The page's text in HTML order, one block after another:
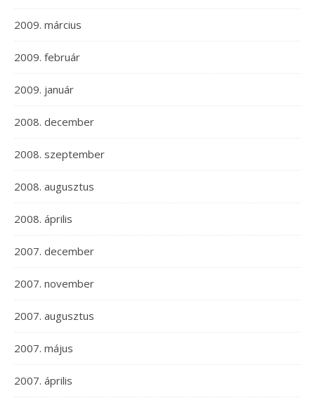
2009. március
2009. február
2009. január
2008. december
2008. szeptember
2008. augusztus
2008. április
2007. december
2007. november
2007. augusztus
2007. május
2007. április